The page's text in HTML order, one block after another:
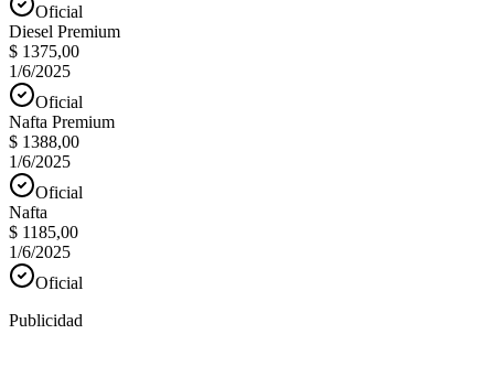
Oficial
Diesel Premium
$ 1375,00
1/6/2025
Oficial
Nafta Premium
$ 1388,00
1/6/2025
Oficial
Nafta
$ 1185,00
1/6/2025
Oficial
Publicidad